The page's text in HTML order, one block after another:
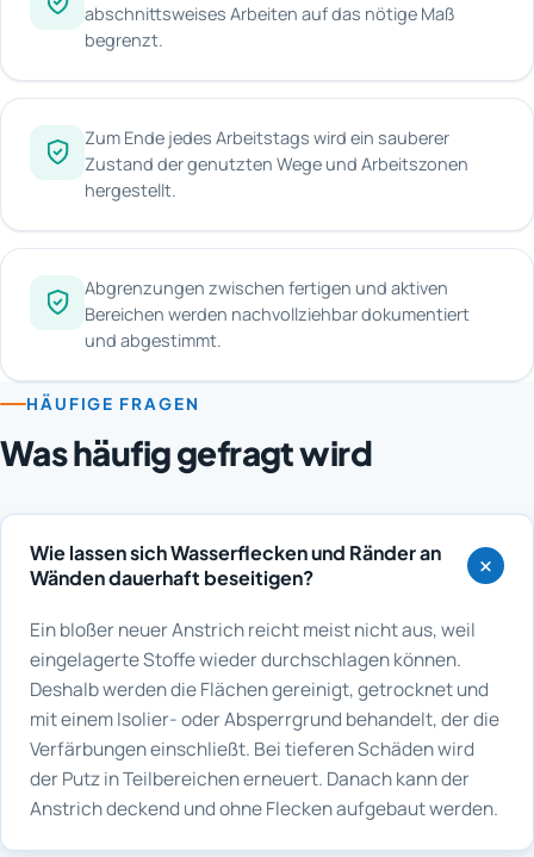
abschnittsweises Arbeiten auf das nötige Maß
begrenzt.
Zum Ende jedes Arbeitstags wird ein sauberer
Zustand der genutzten Wege und Arbeitszonen
hergestellt.
Abgrenzungen zwischen fertigen und aktiven
Bereichen werden nachvollziehbar dokumentiert
und abgestimmt.
HÄUFIGE FRAGEN
Was häufig gefragt wird
Wie lassen sich Wasserflecken und Ränder an
Wänden dauerhaft beseitigen?
Ein bloßer neuer Anstrich reicht meist nicht aus, weil
eingelagerte Stoffe wieder durchschlagen können.
Deshalb werden die Flächen gereinigt, getrocknet und
mit einem Isolier- oder Absperrgrund behandelt, der die
Verfärbungen einschließt. Bei tieferen Schäden wird
der Putz in Teilbereichen erneuert. Danach kann der
Anstrich deckend und ohne Flecken aufgebaut werden.